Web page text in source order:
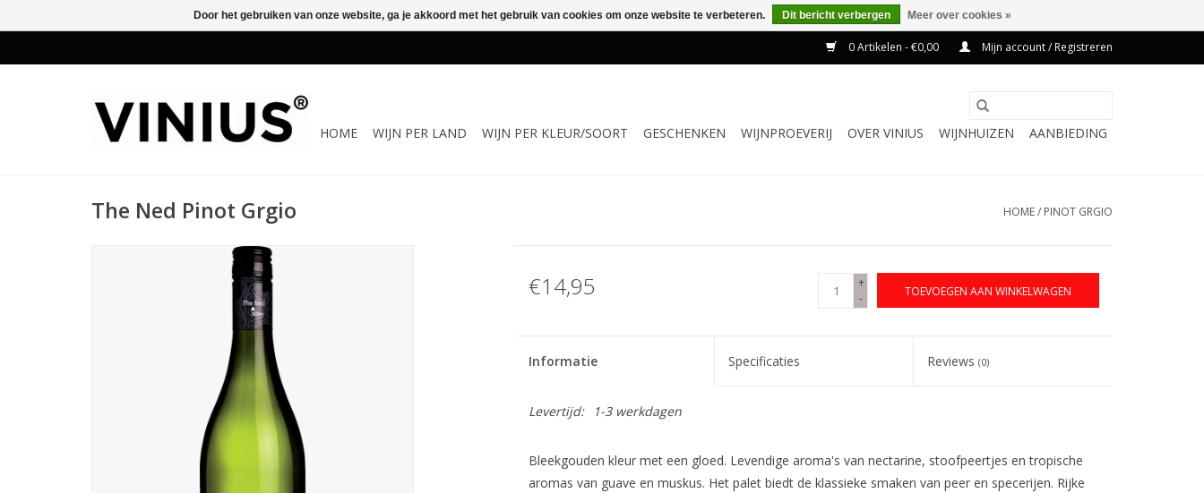
0 Artikelen - €0,00 Mijn account / Registreren
HOME WIJN PER LAND WIJN PER KLEUR/SOORT GESCHENKEN WIJNPROEVERIJ OVER VINIUS WIJNHUIZEN AANBIEDING
The Ned Pinot Grgio HOME/ PINOT GRGIO
€14,95
+
-
TOEVOEGEN AAN WINKELWAGEN
Informatie Specificaties Reviews(0)
Levertijd: 1-3 werkdagen
Bleekgouden kleur met een gloed. Levendige aroma's van nectarine, stoofpeertjes en tropische
aromas van guave en muskus. Het palet biedt de klassieke smaken van peer en specerijen. Rijke
Door het gebruiken van onze website, ga je akkoord met het gebruik van cookies om onze website te verbeteren. Dit bericht verbergen Meer over cookies »